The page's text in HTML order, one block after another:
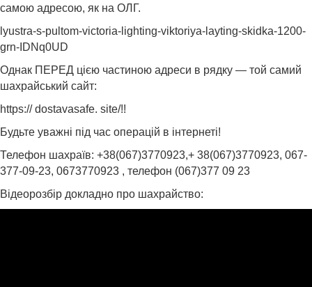
самою адресою, як на ОЛГ.
lyustra-s-pultom-victoria-lighting-viktoriya-layting-skidka-1200-
grn-IDNq0UD
Однак ПЕРЕД цією частиною адреси в рядку — той самий
шахрайський сайт:
https:// dostavasafe. site/!!
Будьте уважні під час операцій в інтернеті!
Телефон шахраїв: +38(067)3770923,+ 38(067)3770923, 067-
377-09-23, 0673770923 , телефон (067)377 09 23
Відеорозбір докладно про шахрайство: